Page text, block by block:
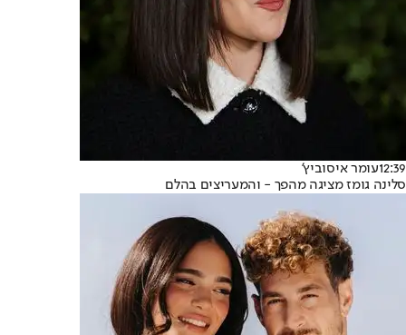
12:39עומר איסוביץ'
סלינה גומז מציגה מהפך - והמעריצים בהלם